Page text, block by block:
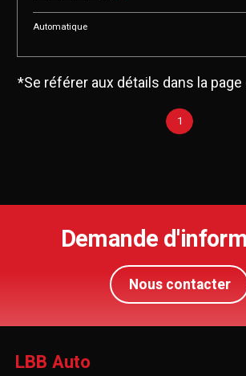
Automatique
*Se référer aux détails dans la
1
Demande
Nous contacter
LBB Auto